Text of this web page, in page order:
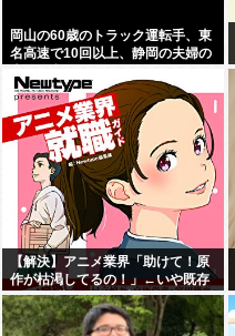
岡山の60歳のトラック運転手、東
名高速で10回以上、静岡の夫婦の
【解決】アニメ業界「助けて！原
作が枯渇してるの！」←いや既存
作品の2期やったら良いよね？